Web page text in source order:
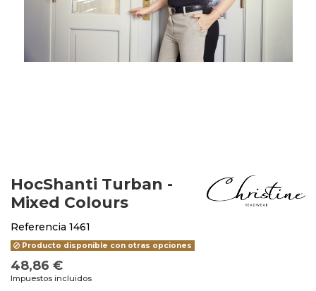
HocShanti Turban -
Mixed Colours
Referencia 1461
Producto disponible con otras opciones
48,86 €
Impuestos incluidos